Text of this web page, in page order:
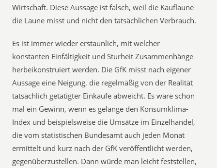
Wirtschaft. Diese Aussage ist falsch, weil die Kauflaune
die Laune misst und nicht den tatsächlichen Verbrauch.
Es ist immer wieder erstaunlich, mit welcher
konstanten Einfältigkeit und Sturheit Zusammenhänge
herbeikonstruiert werden. Die GfK misst nach eigener
Aussage eine Neigung, die regelmäßig von der Realität
tatsächlich getätigter Einkäufe abweicht. Es wäre schon
mal ein Gewinn, wenn es gelänge den Konsumklima-
Index und beispielsweise die Umsätze im Einzelhandel,
die vom statistischen Bundesamt auch jeden Monat
ermittelt und kurz nach der GfK veröffentlicht werden,
gegenüberzustellen. Dann würde man leicht feststellen,